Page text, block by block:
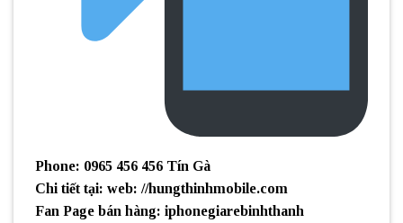
Phone: 0965 456 456 Tín Gà
Chi tiết tại: web: //hungthinhmobile.com
Fan Page bán hàng: iphonegiarebinhthanh